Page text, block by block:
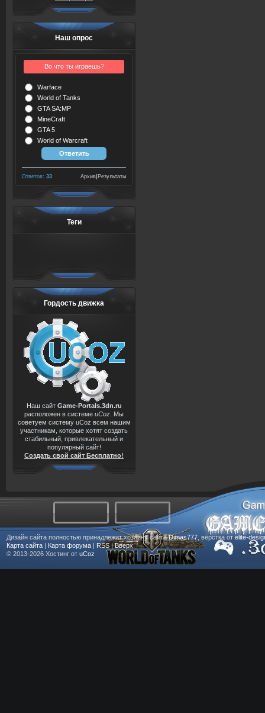
Наш опрос
Во что ты играешь?
Warface
World of Tanks
GTA SA:MP
MineCraft
GTA 5
World of Warcraft
Ответов: 33 Результаты
Архив
Теги
Гордость движка
Наш сайт Game-Portals.3dn.ru
расположен в системе uCoz . Мы
советуем систему uCoz всем нашим
участникам, которые хотят создать
стабильный, привлекательный и
популярный сайт!
Создать свой сайт Бесплатно!
Дизайн сайта полностью принадлежит хозяину сайтаDimas777, вёрстка от elite-
Карта сайта | Карта форума | RSS|Вверх
© 2013-2026 Хостинг от uCoz